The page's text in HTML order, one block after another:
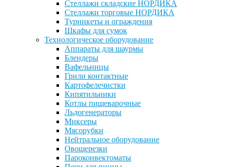
Стеллажи складские НОРДИКА
Стеллажи торговые НОРДИКА
Турникеты и ограждения
Шкафы для сумок
Технологическое оборудование
Аппараты для шаурмы
Блендеры
Вафельницы
Грили контактные
Картофелечистки
Кипятильники
Котлы пищеварочные
Льдогенераторы
Миксеры
Мясорубки
Нейтральное оборудование
Овощерезки
Пароконвектоматы